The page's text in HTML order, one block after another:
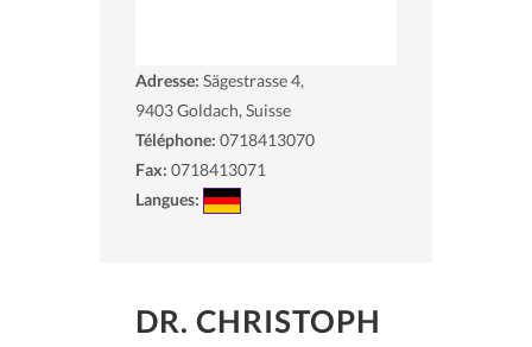
Adresse: Sägestrasse 4,
9403Goldach, Suisse
Téléphone: 0718413070
Fax: 0718413071
Langues:
DR. CHRISTOPH